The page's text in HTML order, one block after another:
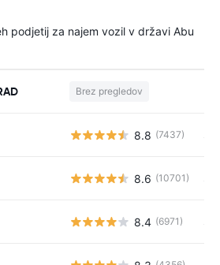
podjetij za najem vozil v državi Abu
Brez pregledov
8.8 (7437)
8.6 (10701)
8.4 (6971)